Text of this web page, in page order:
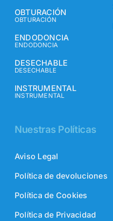
OBTURACIÓN
OBTURACIÓN
ENDODONCIA
ENDODONCIA
DESECHABLE
DESECHABLE
INSTRUMENTAL
INSTRUMENTAL
Nuestras Políticas
Aviso Legal
Política de devoluciones
Política de Cookies
Política de Privacidad